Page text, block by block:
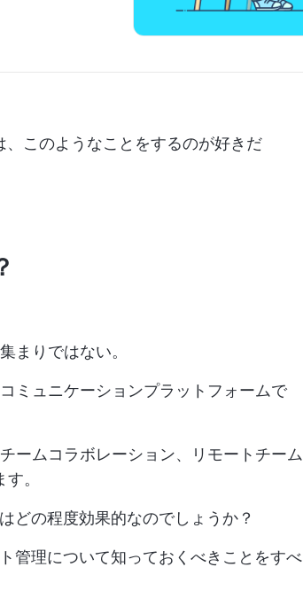
このようなことをするのが好きだ
まりではない。
ミュニケーションプラットフォームで
ームコラボレーション、リモートチーム
。
どの程度効果的なのでしょうか？
管理について知っておくべきことをすべ